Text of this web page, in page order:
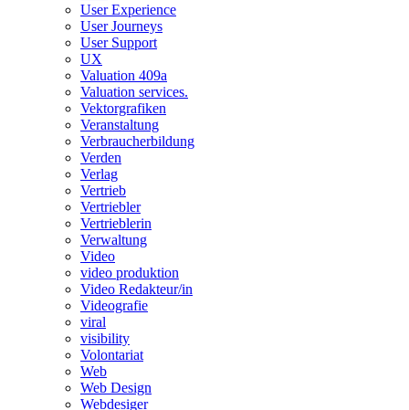
User Experience
User Journeys
User Support
UX
Valuation 409a
Valuation services.
Vektorgrafiken
Veranstaltung
Verbraucherbildung
Verden
Verlag
Vertrieb
Vertriebler
Vertrieblerin
Verwaltung
Video
video produktion
Video Redakteur/in
Videografie
viral
visibility
Volontariat
Web
Web Design
Webdesiger